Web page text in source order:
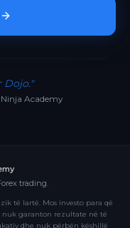
Dojo."
Academy
trading.
të lartë. Mos investo para që
garanton rezultate në të
dhe nuk përbën këshillë